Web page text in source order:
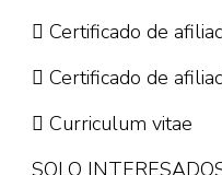
 Certificado de
 Certificado de
 Curriculum vitae
SOLO